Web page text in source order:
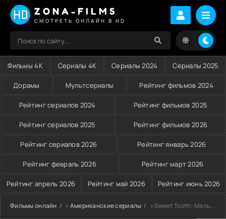
ZONA-FILMS
СМОТРЕТЬ ОНЛАЙН В HD
Фильмы 4K Сериалы 4K Сериалы 2024 Сериалы 2025
Дорамы Мультсериалы Рейтинг фильмов 2024
Рейтинг сериалов 2024 Рейтинг фильмов 2025
Рейтинг сериалов 2025 Рейтинг фильмов 2026
Рейтинг сериалов 2026 Рейтинг январь 2026
Рейтинг февраль 2026 Рейтинг март 2026
Рейтинг апрель 2026 Рейтинг май 2026 Рейтинг июнь 2026
Фильмы онлайн » Американские сериалы » Sweet Tooth: Мальчик с оленьими рогами (2024)